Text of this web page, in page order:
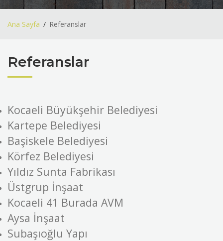
Ana Sayfa Referanslar
Referanslar
Kocaeli Büyükşehir Belediyesi
Kartepe Belediyesi
Başiskele Belediyesi
Körfez Belediyesi
Yıldız Sunta Fabrikası
Üstgrup İnşaat
Kocaeli 41 Burada AVM
Aysa İnşaat
Subaşıoğlu Yapı